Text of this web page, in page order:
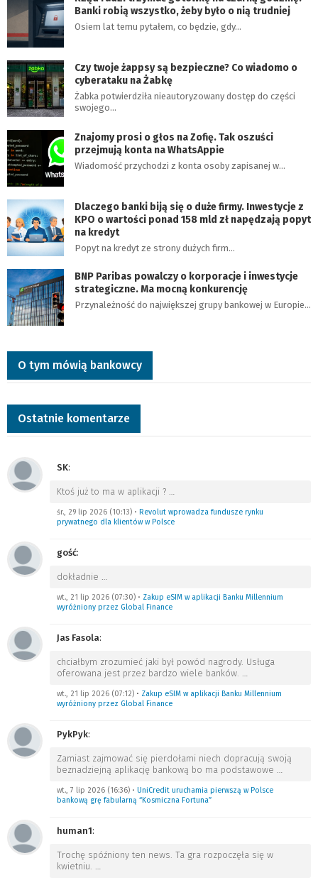
Banki robią wszystko, żeby było o nią trudniej
Osiem lat temu pytałem, co będzie, gdy…
Czy twoje żappsy są bezpieczne? Co wiadomo o
cyberataku na Żabkę
Żabka potwierdziła nieautoryzowany dostęp do części
swojego…
Znajomy prosi o głos na Zofię. Tak oszuści
przejmują konta na WhatsAppie
Wiadomość przychodzi z konta osoby zapisanej w…
Dlaczego banki biją się o duże firmy. Inwestycje z
KPO o wartości ponad 158 mld zł napędzają popyt
na kredyt
Popyt na kredyt ze strony dużych firm…
BNP Paribas powalczy o korporacje i inwestycje
strategiczne. Ma mocną konkurencję
Przynależność do największej grupy bankowej w Europie…
O tym mówią bankowcy
Ostatnie komentarze
SK:
Ktoś już to ma w aplikacji ? …
śr., 29 lip 2026 (10:13) • Revolut wprowadza fundusze rynku
prywatnego dla klientów w Polsce
gość:
dokładnie …
wt., 21 lip 2026 (07:30) • Zakup eSIM w aplikacji Banku Millennium
wyróżniony przez Global Finance
Jas Fasola:
chciałbym zrozumieć jaki był powód nagrody. Usługa
oferowana jest przez bardzo wiele banków. …
wt., 21 lip 2026 (07:12) • Zakup eSIM w aplikacji Banku Millennium
wyróżniony przez Global Finance
PykPyk:
Zamiast zajmować się pierdołami niech dopracują swoją
beznadziejną aplikację bankową bo ma podstawowe …
wt., 7 lip 2026 (16:36) • UniCredit uruchamia pierwszą w Polsce
bankową grę fabularną “Kosmiczna Fortuna”
human1:
Trochę spóźniony ten news. Ta gra rozpoczęła się w
kwietniu. …